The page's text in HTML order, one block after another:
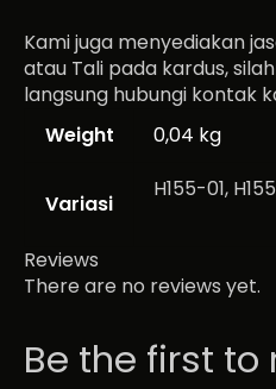
Kami juga menyediakan
atau Tali pada kardus,
langsung hubungi kontak
Weight
0,04 kg
Variasi
H155-01,
Reviews
There are no reviews yet.
Be the first to